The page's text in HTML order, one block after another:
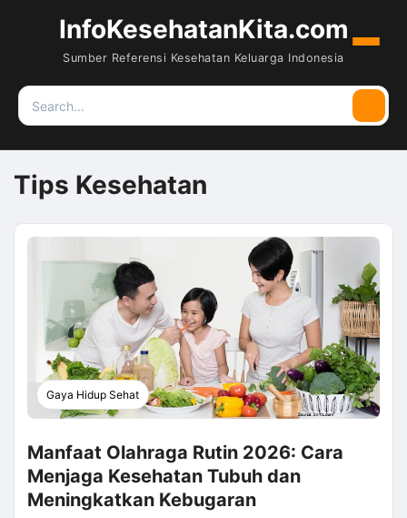
InfoKesehatanKita.com
Sumber Referensi Kesehatan Keluarga Indonesia
Menu
Search
for:
Tips Kesehatan
Gaya Hidup Sehat
Manfaat Olahraga Rutin 2026: Cara
Menjaga Kesehatan Tubuh dan
Meningkatkan Kebugaran